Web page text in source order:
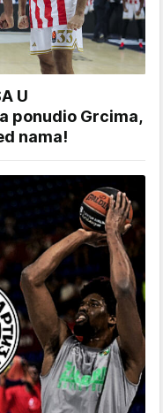
U
ponudio Grcima,
nama!